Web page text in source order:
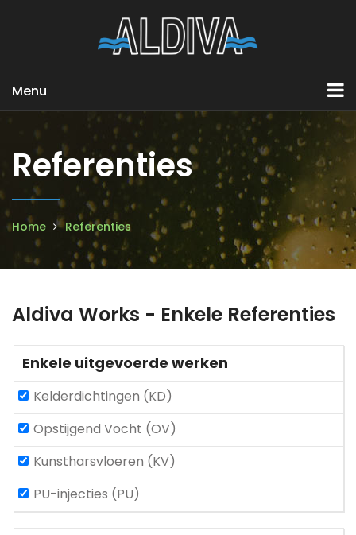
Menu
Referenties
Home Referenties
Aldiva Works - Enkele Referenties
Enkele uitgevoerde werken
Kelderdichtingen (KD)
Opstijgend Vocht (OV)
Kunstharsvloeren (KV)
PU-injecties (PU)